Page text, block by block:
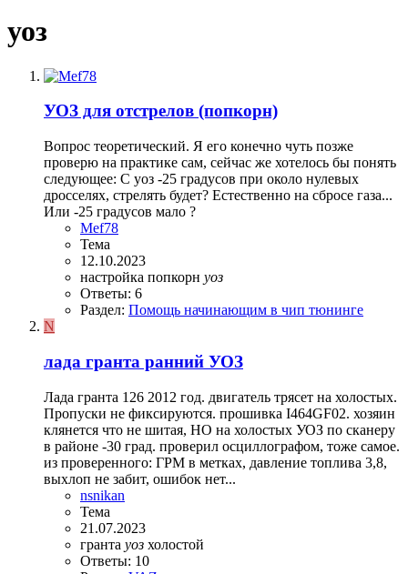
уоз
УОЗ для отстрелов (попкорн)
Вопрос теоретический. Я его конечно чуть позже
проверю на практике сам, сейчас же хотелось бы понять
следующее: С уоз -25 градусов при около нулевых
дросселях, стрелять будет? Естественно на сбросе газа...
Или -25 градусов мало ?
Mef78
Тема
12.10.2023
настройка попкорн уоз
Ответы: 6
Раздел: Помощь начинающим в чип тюнинге
N
лада гранта ранний УОЗ
Лада гранта 126 2012 год. двигатель трясет на холостых.
Пропуски не фиксируются. прошивка I464GF02. хозяин
клянется что не шитая, НО на холостых УОЗ по сканеру
в районе -30 град. проверил осциллографом, тоже самое.
из проверенного: ГРМ в метках, давление топлива 3,8,
выхлоп не забит, ошибок нет...
nsnikan
Тема
21.07.2023
гранта уоз холостой
Ответы: 10